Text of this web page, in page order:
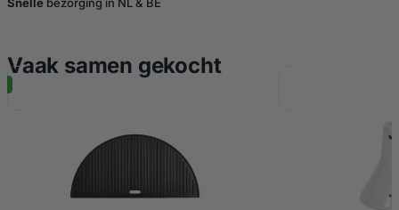
Vaak samen gekocht